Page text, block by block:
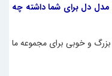
ارزشمندترین مزیتی که تین کلاینت 7020 مدل دل برای شما داشته چه
و خوبی برای مجموعه ما